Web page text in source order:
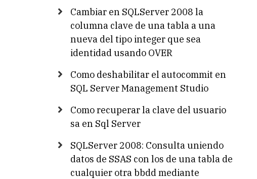
Cambiar en SQLServer 2008 la
columna clave de una tabla a una
nueva del tipo integer que sea
identidad usando OVER
Como deshabilitar el autocommit en
SQL Server Management Studio
Como recuperar la clave del usuario
sa en Sql Server
SQLServer 2008: Consulta uniendo
datos de SSAS con los de una tabla de
cualquier otra bbdd mediante